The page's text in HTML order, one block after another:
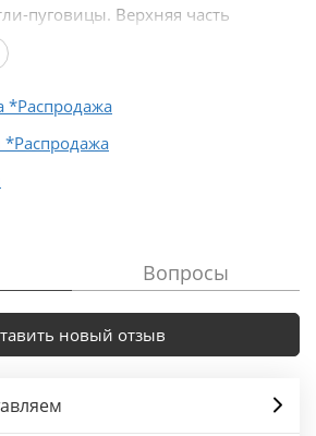
пуговицы. Верхняя часть
*Распродажа
Вопросы
новый отзыв